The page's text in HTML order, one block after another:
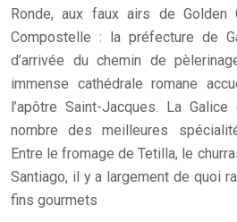
Ronde, aux faux airs de Golden
Compostelle : la préfecture de
d’arrivée du chemin de
immense cathédrale romane
l’apôtre Saint-Jacques. La
nombre des meilleures
Entre le fromage de Tetilla, le
Santiago, il y a largement de quoi
fins gourmets